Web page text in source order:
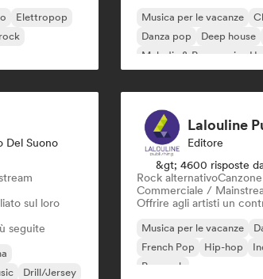
Elettropop
Musica per le vacanze
Danza pop
Deep house
Melodic & Progressive
Del Suono
sul loro
seguite
Drill/Jersey
Lalouline
Editore
&gt; 4600 risposte
Rock alternativo
Commerciale /
Offrire agli artisti un
Musica per le vacanze
French Pop
Hip-hop
Pop rock